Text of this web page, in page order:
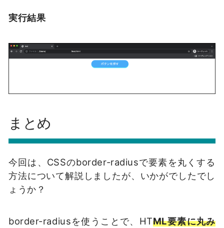
実行結果
まとめ
今回は、CSSのborder-radiusで要素を丸くする
方法について解説しましたが、いかがでしたでし
ょうか？
border-radiusを使うことで、HTML要素に丸み